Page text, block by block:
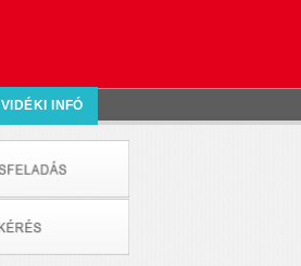
VIDÉKI INFÓ